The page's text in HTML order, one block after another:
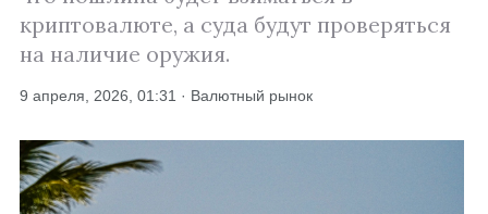
криптовалюте, а суда будут проверяться
на наличие оружия.
9 апреля, 2026, 01:31 · Валютный рынок